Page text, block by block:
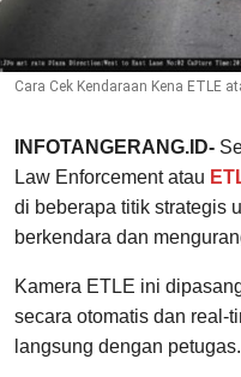
Cara Cek Kendaraan Kena ETLE
INFOTANGERANG.ID-
Law Enforcement atau
di beberapa titik strategis
berkendara dan
Kamera ETLE ini
secara otomatis dan real-
langsung dengan petugas.